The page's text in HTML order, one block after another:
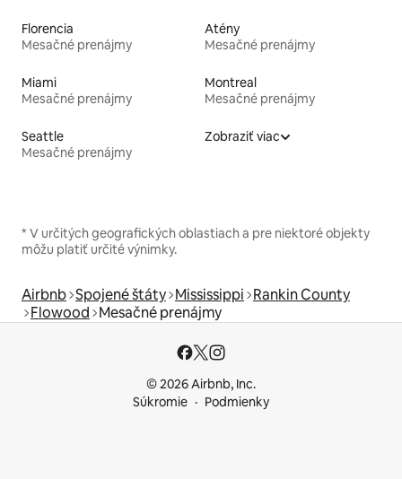
Florencia
Mesačné prenájmy
Atény
Mesačné prenájmy
Miami
Mesačné prenájmy
Montreal
Mesačné prenájmy
Seattle
Mesačné prenájmy
Zobraziť viac
* V určitých geografických oblastiach a pre niektoré objekty
môžu platiť určité výnimky.
Airbnb Spojené štáty Mississippi Rankin County
Flowood Mesačné prenájmy
© 2026 Airbnb, Inc.
Súkromie
Podmienky